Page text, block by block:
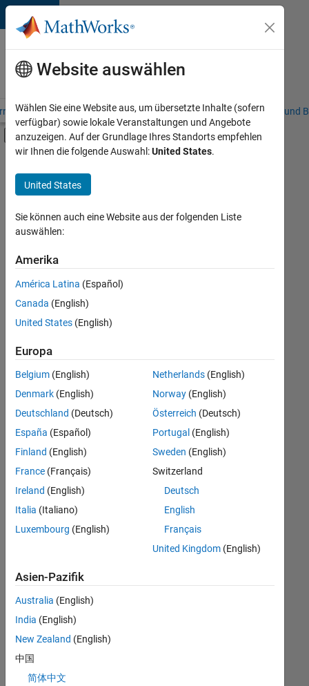
Weiter zum Inhalt
Karriere
bei
MathWorks
– Übersicht Stellensuche Niederlassungen Studierende und
Umschaltung für Off-Canvas-
Hauptinhalt
Praktika
Commercial Sales
Marketing Communications
Business Model Team
Finance and Operations
Human Resources
Legal
Büro- und Verwaltungsdienste
+7
Derzeit
es
keine
offenen
Stellen,
Ihren
Suchkriterien
entsprechen.
können
die
Suchkriterien
weiter
fassen
oder
alle
Stellenangebote
anzeigen .
noch
keine
offenen
Stellen
können,
die
Website auswählen
Wählen Sie eine Website aus, um übersetzte Inhalte (sofern
verfügbar) sowie lokale Veranstaltungen und Angebote
anzuzeigen. Auf der Grundlage Ihres Standorts empfehlen
wir Ihnen die folgende Auswahl:United States.
United States
Sie können auch eine Website aus der folgenden Liste
auswählen:
Amerika
América Latina (Español)
Canada (English)
United States (English)
Europa
Belgium (English)
Denmark (English)
Deutschland (Deutsch)
España (Español)
Finland (English)
France (Français)
Ireland (English)
Italia (Italiano)
Luxembourg (English)
Netherlands(English)
Norway(English)
Österreich (Deutsch)
Portugal (English)
Sweden (English)
Switzerland
Deutsch
English
Français
United Kingdom(English)
Asien-Pazifik
Australia (English)
India (English)
New Zealand (English)
中国
简体中文